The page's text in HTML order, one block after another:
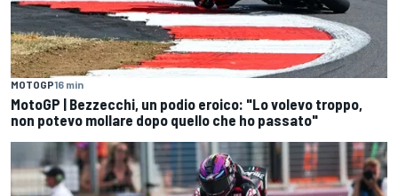
MOTOGP16 min
MotoGP | Bezzecchi, un podio eroico: "Lo volevo troppo,
non potevo mollare dopo quello che ho passato"